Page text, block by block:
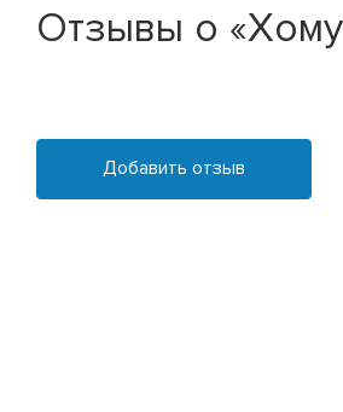
Отзывы о
Добавить отзыв